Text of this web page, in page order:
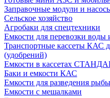
Заправочные модули и
Сельское хозяйство
Агробаки для спецтехники
Емкости для перевозки
Транспортные кассеты КАС
(удобрений)
Емкости в кассетах
Баки и емкости КАС
Емкости для разведения рыбы
Емкости с мешалками